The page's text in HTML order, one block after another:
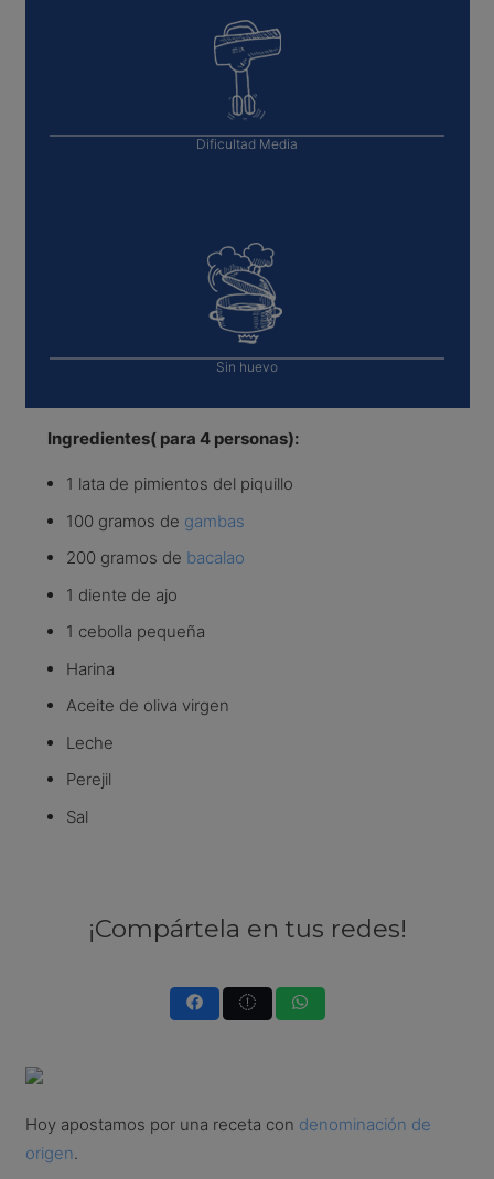
Dificultad Media
Sin huevo
Ingredientes( para 4 personas):
1 lata de pimientos del piquillo
100 gramos de gambas
200 gramos de bacalao
1 diente de ajo
1 cebolla pequeña
Harina
Aceite de oliva virgen
Leche
Perejil
Sal
¡Compártela en tus redes!
Hoy apostamos por una receta con denominación de
origen